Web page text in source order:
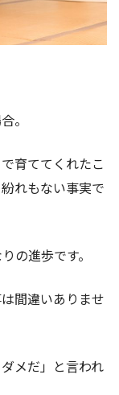
。
育ててくれたこ
れもない事実で
の進歩です。
間違いありませ
メだ」と言われ